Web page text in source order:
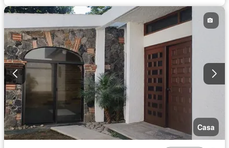
Zonas verdes
Permite mascotas
Permite niños
Casa